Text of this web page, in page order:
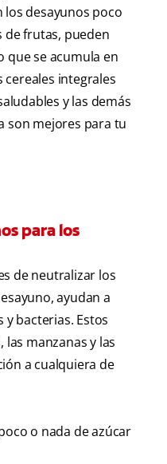
desayunos poco
de frutas, pueden
que se acumula en
cereales integrales
y las demás
son mejores para tu
para los
de neutralizar los
ayudan a
bacterias. Estos
manzanas y las
a cualquiera de
o nada de azúcar